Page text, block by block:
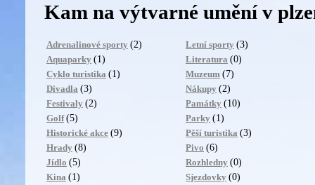
Kam na výtvarné umění v
Adrenalinové sporty (2)
Aquaparky (1)
Cyklo turistika (1)
Divadla (3)
Festivaly (2)
Golf (5)
Historické akce (9)
Hrady (8)
Jídlo (5)
Kina (1)
Letní sporty (3)
Literatura (0)
Muzeum (7)
Nákupy (2)
Památky (10)
Parky (1)
Pěší turistika (3)
Pivo (6)
Rozhledny (0)
Sjezdovky (0)